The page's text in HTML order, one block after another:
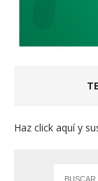
Haz click aquí y